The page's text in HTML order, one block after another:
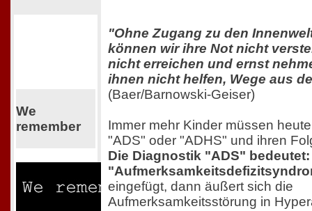
We
remember
"Ohne Zugang zu den
können wir ihre Not nicht
nicht erreichen und ernst
ihnen nicht helfen, Wege aus
(Baer/Barnowski-Geiser)
Immer mehr Kinder müssen
"ADS" oder "ADHS" und ihren
Die Diagnostik "ADS" bedeutet:
eingefügt, dann äußert sich die
Aufmerksamkeitsstörung in